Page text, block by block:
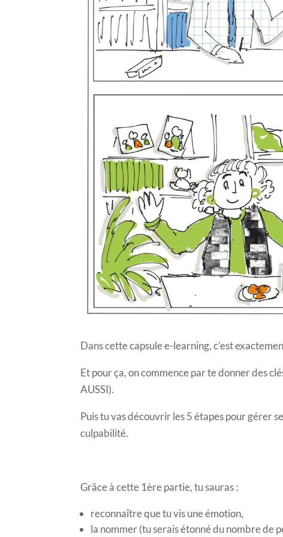
Dans cette capsule e-learning, c’est
Et pour ça, on commence par te donner des
AUSSI).
Puis tu vas découvrir les 5 étapes pour gérer
culpabilité.
Grâce à cette 1ère partie, tu sauras :
reconnaître que tu vis une émotion,
la nommer (tu serais étonné du nombre de